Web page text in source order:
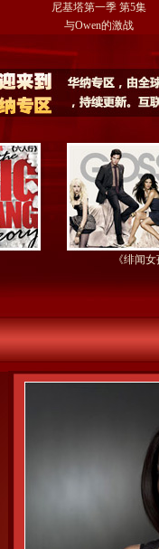
尼基塔第一季 第5集
与Owen的激战
《绯闻